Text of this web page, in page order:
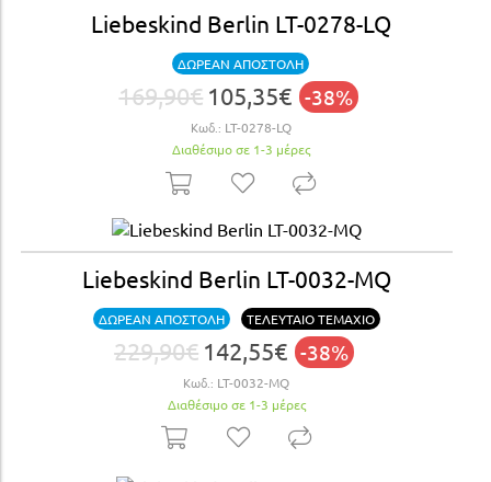
Liebeskind Berlin LT-0278-LQ
ΔΩΡΕΑΝ ΑΠΟΣΤΟΛΗ
169,90€ 105,35€ -38%
Κωδ.: LT-0278-LQ
Διαθέσιμο σε 1-3 μέρες
Liebeskind Berlin LT-0032-MQ
ΔΩΡΕΑΝ ΑΠΟΣΤΟΛΗ ΤΕΛΕΥΤΑΙΟ ΤΕΜΑΧΙΟ
229,90€ 142,55€ -38%
Κωδ.: LT-0032-MQ
Διαθέσιμο σε 1-3 μέρες